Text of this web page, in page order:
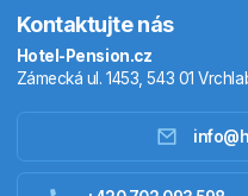
Kontaktujte nás
Hotel-Pension.cz
Zámecká ul. 1453, 543 01